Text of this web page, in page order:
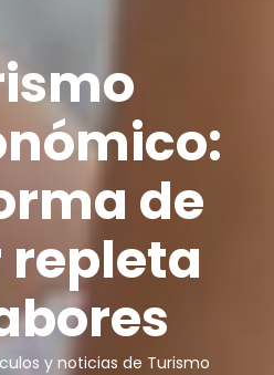
de
y noticias de Turismo